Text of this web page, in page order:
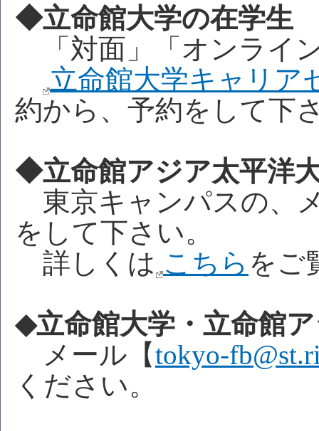
◆立命館大学の在学生
「対面」「オンライ
立命館大学キャリア
約から、予約をして下
◆立命館アジア太平洋
東京キャンパスの、
をして下さい。
詳しくは こちら をご
◆立命館大学・立命館
メール【tokyo-
ください。